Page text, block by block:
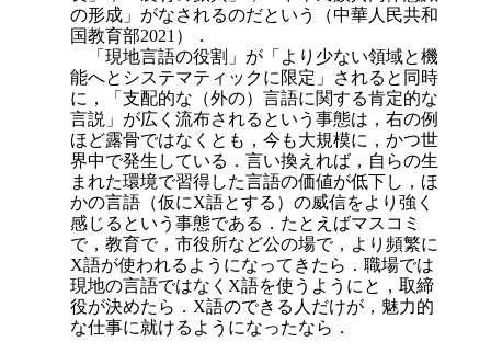
の形成」がなされるのだという（中華人民共和
国教育部2021）．
「現地言語の役割」が「より少ない領域と機
能へとシステマティックに限定」されると同時
に，「支配的な（外の）言語に関する肯定的な
言説」が広く流布されるという事態は，右の例
ほど露骨ではなくとも，今も大規模に，かつ世
界中で発生している．言い換えれば，自らの生
まれた環境で習得した言語の価値が低下し，ほ
かの言語（仮にX語とする）の威信をより強く
感じるという事態である．たとえばマスコミ
で，教育で，市役所など公の場で，より頻繁に
X語が使われるようになってきたら．職場では
現地の言語ではなくX語を使うようにと，取締
役が決めたら．X語のできる人だけが，魅力的
な仕事に就けるようになったなら．